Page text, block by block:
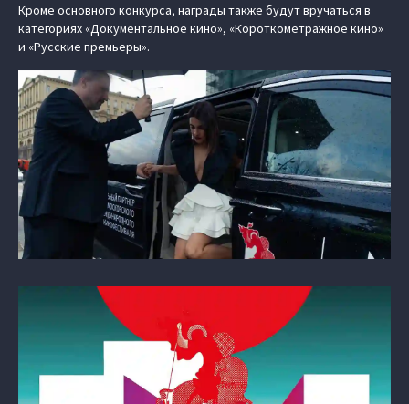
Кроме основного конкурса, награды также будут вручаться в
категориях «Документальное кино», «Короткометражное кино»
и «Русские премьеры».